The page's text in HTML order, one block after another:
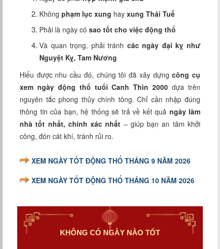
Không phạm lục xung hay xung Thái Tuế
Phải là ngày có sao tốt cho việc động thổ
Và quan trọng, phải tránh các ngày đại kỵ như
Nguyệt Kỵ, Tam Nương
Hiểu được nhu cầu đó, chúng tôi đã xây dựngcông cụ
xem ngày động thổ tuổi Canh Thìn 2000 dựa trên
nguyên tắc phong thủy chính tông. Chỉ cần nhập đúng
thông tin của bạn, hệ thống sẽ trả về kết quả ngày làm
nhà tốt nhất, chính xác nhất – giúp bạn an tâm khởi
công, đón cát khí, tránh rủi ro.
XEM NGÀY TỐT ĐỘNG THỔ THÁNG 9 NĂM 2026
XEM NGÀY TỐT ĐỘNG THỔ THÁNG 10 NĂM 2026
KHÔNG CÓ NGÀY NÀO TỐT